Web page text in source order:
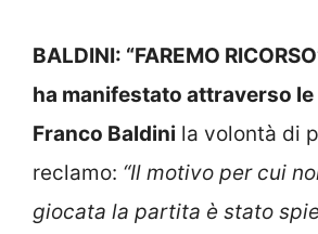
BALDINI: “FAREMO
ha manifestato attraverso le
Franco Baldini la volontà di
reclamo: “Il motivo per cui
giocata la partita è stato